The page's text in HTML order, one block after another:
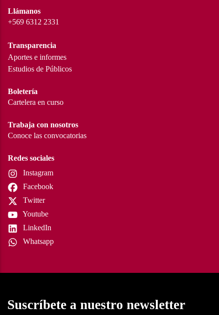
Llámanos
+569 6312 2331
Transparencia
Aportes e informes
Estudios de Públicos
Boletería
Cartelera en curso
Trabaja con nosotros
Conoce las convocatorias
Redes sociales
Instagram
Facebook
Twitter
Youtube
LinkedIn
Whatsapp
Suscríbete a nuestro newsletter